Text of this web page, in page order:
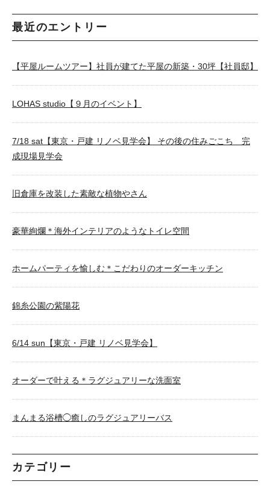
最近のエントリー
【平屋ルームツアー】社員が建てた平屋の新築・30坪【社員邸】
LOHAS studio【９月のイベント】
7/18 sat【東京・戸建 リノベ見学会】 その後の住みごこち 完
成現場見学会
旧倉庫を改装した素敵な植物やさん
豪華絢爛＊海外インテリアのようなトイレ空間
ホームパーティを愉しむ＊こだわりのオーダーキッチン
錦糸公園の紫陽花
6/14 sun【東京・戸建 リノベ見学会】
オーダーで叶える＊ラグジュアリーな洗面室
まんまる浴槽◯癒しのラグジュアリーバス
カテゴリー